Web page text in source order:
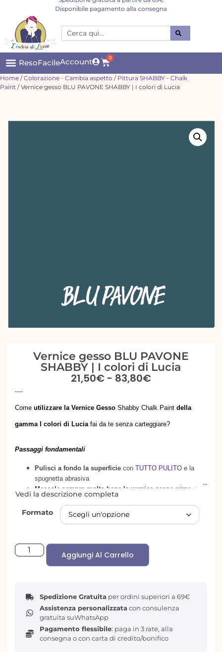
Disponibile pagamento alla consegna
ResoFacileAccount 0
Home /Colorazione - Cambia aspetto / Pittura SHABBY - Chalk
Paint / Vernice gesso BLU PAVONE SHABBY | I colori di Lucia
Vernice gesso BLU PAVONE
SHABBY | I colori di Lucia
21,50€ - 83,80€
Comeutilizzare la VerniceGesso Shabby Chalk Paintdella
gamma I colori di Luciafai da te senza carteggiare?
Passaggi fondamentali
Pulisci a fondo la superficie conTUTTO PULITO e la
spugnetta abrasiva
Mescola sempre molto bene la vernice gesso prima di
ogni utilizzo, le componente naturali tendono a depositarsi
sul fondo del barattolo
Dopo la perfetta asciugatura delle superficie pulita
dipingi
pennello o rullino.
Se necessario è possibile diluire con
10/15% di acqua
mano darà una buona copertura.
Se si desidera
una superficie perfettamente liscia
passare carta abrasiva grana 220/240
Dopo circa 4/6 ore stendere un’altra mano, fino a
Vedi la descrizione completa
Formato
Aggiungi Al Carrello
Spedizione Gratuita per ordini superiori a 69€
Assistenza personalizzata con consulenza
gratuita suWhatsApp
Pagamento flessibile: paga in 3 rate, alla
consegna o con carta di credito/bonifico